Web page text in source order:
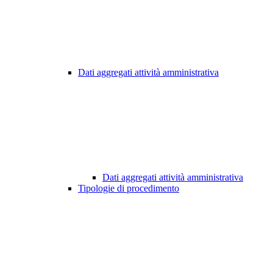
Dati aggregati attività amministrativa
Dati aggregati attività amministrativa
Tipologie di procedimento